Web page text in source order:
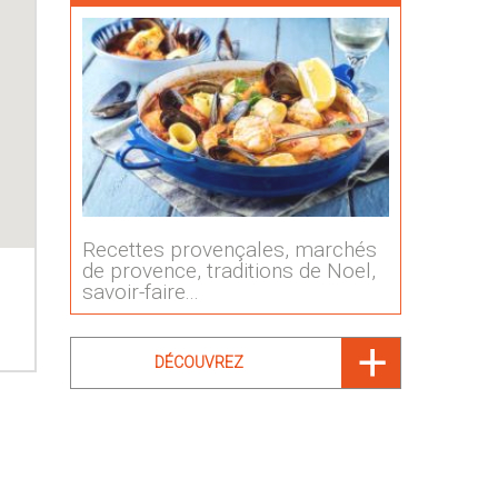
Recettes provençales, marchés
de provence, traditions de Noel,
savoir-faire...
DÉCOUVREZ